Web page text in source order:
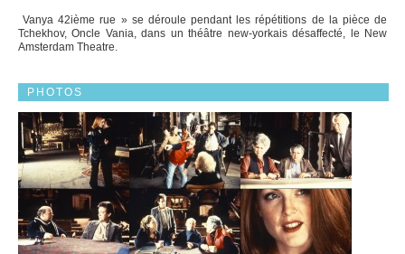
Vanya 42ième rue » se déroule pendant les répétitions de la pièce de
Tchekhov, Oncle Vania, dans un théâtre new-yorkais désaffecté, le New
Amsterdam Theatre.
PHOTOS